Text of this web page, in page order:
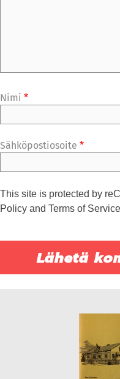
Nimi *
Sähköpostiosoite *
This site is protected by
Policy and Terms of Service